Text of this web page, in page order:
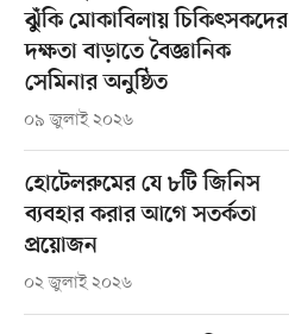
ঝুঁকি মোকাবিলায় চিকিৎসকদের
দক্ষতা বাড়াতে বৈজ্ঞানিক
সেমিনার অনুষ্ঠিত
০৯ জুলাই ২০২৬
হোটেলরুমের যে ৮টি জিনিস
ব্যবহার করার আগে সতর্কতা
প্রয়োজন
০২ জুলাই ২০২৬